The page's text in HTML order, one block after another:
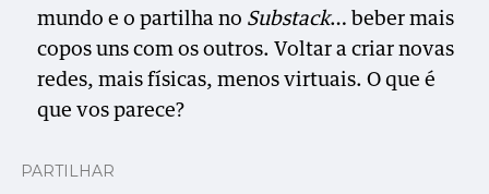
mundo e o partilha no Substack… beber mais
copos uns com os outros. Voltar a criar novas
redes, mais físicas, menos virtuais. O que é
que vos parece?
PARTILHAR